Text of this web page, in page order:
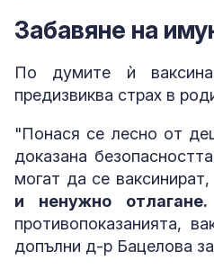
Забавяне на
По думите ѝ
предизвиква страх в
"Понася се лесно от
доказана
могат да се
и ненужно отлагане.
противопоказанията,
допълни д-р Бацелова за